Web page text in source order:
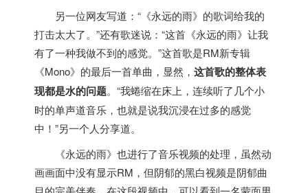
另一位网友写道：“《永远的雨》的歌词给我的
打击太大了。”还有歌迷说：“这首《永远的雨》让我
有了一种我做不到的感觉。”这首歌是RM新专辑
《Mono》的最后一首单曲，显然， 这首歌的整体表
现都是水的问题。“我蜷缩在床上，连续听了几个小
时的单声道音乐，也就是说我沉浸在过多的感觉
中！”另一个人分享道。
《永远的雨》也进行了音乐视频的处理，虽然动
画画面中没有显示RM，但阴郁的黑白视频是阴郁曲